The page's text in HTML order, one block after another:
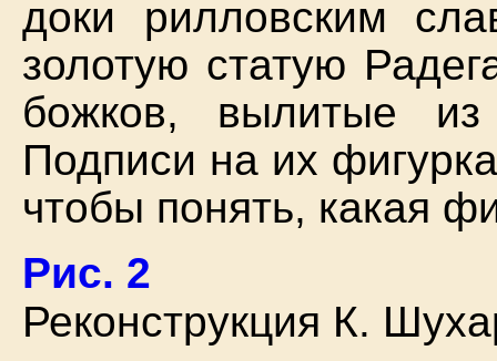
доки рилловским
золотую статую
божков, вылитые из
Подписи на их
чтобы понять, какая
Рис. 2
Реконструкция К.